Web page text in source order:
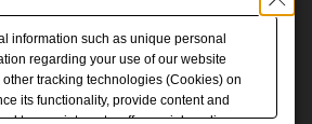
information such as unique personal
regarding your use of our website
tracking technologies (Cookies) on
its functionality, provide content and
to your interests, offer social media